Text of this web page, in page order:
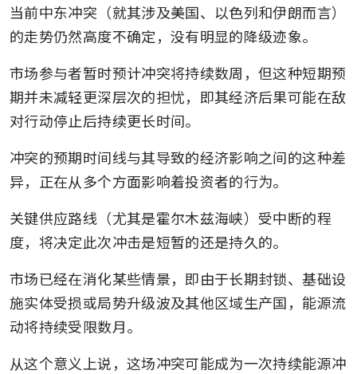
当前中东冲突（就其涉及美国、以色列和伊朗而言）
的走势仍然高度不确定，没有明显的降级迹象。
市场参与者暂时预计冲突将持续数周，但这种短期预
期并未减轻更深层次的担忧，即其经济后果可能在敌
对行动停止后持续更长时间。
冲突的预期时间线与其导致的经济影响之间的这种差
异，正在从多个方面影响着投资者的行为。
关键供应路线（尤其是霍尔木兹海峡）受中断的程
度，将决定此次冲击是短暂的还是持久的。
市场已经在消化某些情景，即由于长期封锁、基础设
施实体受损或局势升级波及其他区域生产国，能源流
动将持续受限数月。
从这个意义上说，这场冲突可能成为一次持续能源冲